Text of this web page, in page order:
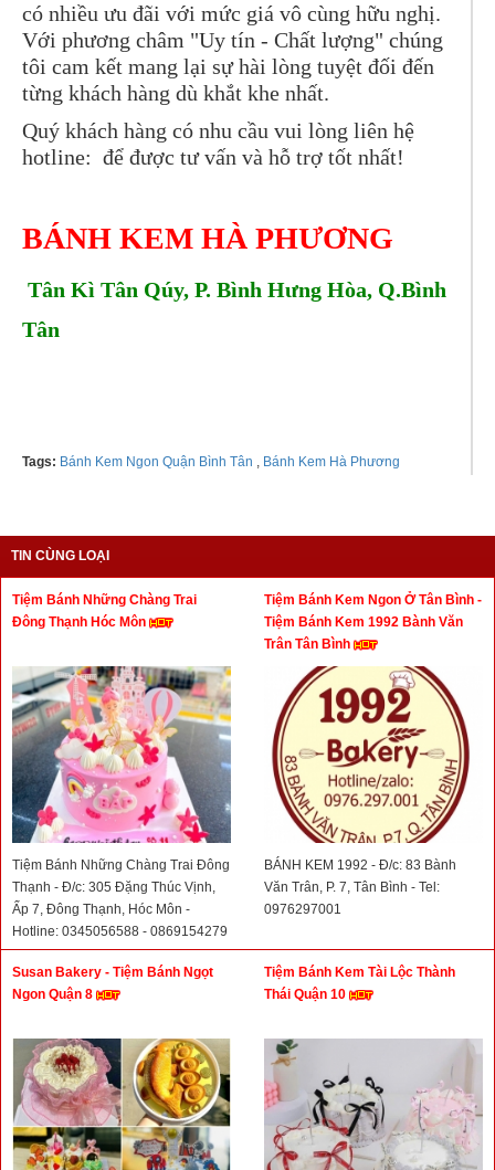
có nhiều ưu đãi với mức giá vô cùng hữu nghị.
Với phương châm "Uy tín - Chất lượng" chúng
tôi cam kết mang lại sự hài lòng tuyệt đối đến
từng khách hàng dù khắt khe nhất.
Quý khách hàng có nhu cầu vui lòng liên hệ
hotline: để được tư vấn và hỗ trợ tốt nhất!
BÁNH KEM HÀ PHƯƠNG
Tân Kì Tân Qúy, P. Bình Hưng Hòa, Q.Bình
Tân
Tags: Bánh Kem Ngon Quận Bình Tân , Bánh Kem Hà Phương
TIN CÙNG LOẠI
Tiệm Bánh Những Chàng Trai
Đông Thạnh Hóc Môn
Tiệm Bánh Những Chàng Trai Đông
Thạnh - Đ/c: 305 Đặng Thúc Vịnh,
Ấp 7, Đông Thạnh, Hóc Môn -
Hotline: 0345056588 - 0869154279
Tiệm Bánh Kem Ngon Ở Tân Bình -
Tiệm Bánh Kem 1992 Bành Văn
Trân Tân Bình
BÁNH KEM 1992 - Đ/c: 83 Bành
Văn Trân, P. 7, Tân Bình - Tel:
0976297001
Susan Bakery - Tiệm Bánh Ngọt
Ngon Quận 8
Tiệm Bánh Kem Tài Lộc Thành
Thái Quận 10